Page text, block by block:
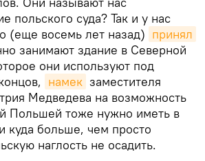
польского суда? Так и у нас
(еще восемь лет назад) принял
занимают здание в Северной
они используют под
намек заместителя
Медведева на возможность
Польшей тоже нужно иметь в
куда больше, чем просто
наглость не осадить.